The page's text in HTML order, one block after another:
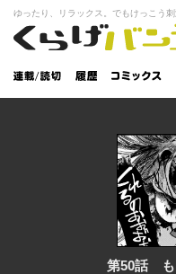
くらげバンチ
ゆったり、リラックス。でもけっこう刺
連載/読
切
履
歴
コミック
第50話 も